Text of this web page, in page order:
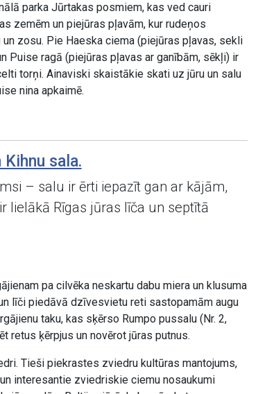
parka Jūrtakas posmiem, kas ved cauri
zemēm un piejūras pļavām, kur rudeņos
zosu. Pie Haeska ciema (piejūras pļavas, sekli
Puise ragā (piejūras pļavas ar ganībām, sēkļi) ir
torņi. Ainaviski skaistākie skati uz jūru un salu
nina apkaimē.
sala.
– salu ir ērti iepazīt gan ar kājām,
lielākā Rīgas jūras līča un septītā
pa cilvēka neskartu dabu miera un klusuma
līči piedāvā dzīvesvietu reti sastopamām augu
taku, kas sķērso Rumpo pussalu (Nr. 2,
retus ķērpjus un novērot jūras putnus.
Tieši piekrastes zviedru kultūras mantojums,
interesantie zviedriskie ciemu nosaukumi